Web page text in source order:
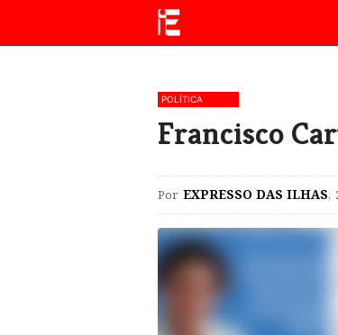
POLÍTICA
Francisco
Por EXPRESSO DAS ILHAS,